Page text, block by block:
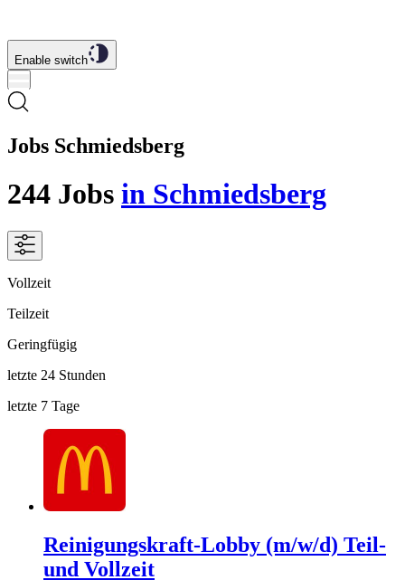
Enable switch
Jobs Schmiedsberg
244 Jobs in Schmiedsberg
Vollzeit
Teilzeit
Geringfügig
letzte 24 Stunden
letzte 7 Tage
Reinigungskraft-Lobby (m/w/d) Teil-
und Vollzeit